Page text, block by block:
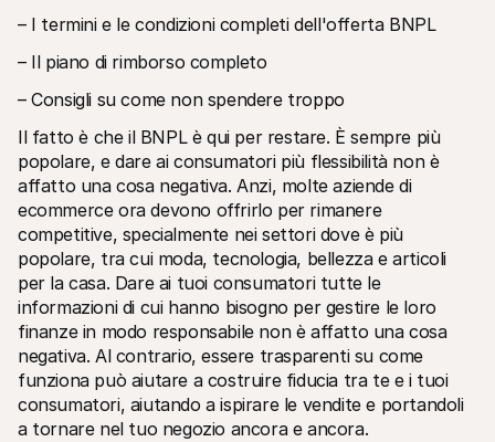
– I termini e le condizioni completi dell'offerta BNPL
– Il piano di rimborso completo
– Consigli su come non spendere troppo
Il fatto è che il BNPL è qui per restare. È sempre più
popolare, e dare ai consumatori più flessibilità non è
affatto una cosa negativa. Anzi, molte aziende di
ecommerce ora devono offrirlo per rimanere
competitive, specialmente nei settori dove è più
popolare, tra cui moda, tecnologia, bellezza e articoli
per la casa. Dare ai tuoi consumatori tutte le
informazioni di cui hanno bisogno per gestire le loro
finanze in modo responsabile non è affatto una cosa
negativa. Al contrario, essere trasparenti su come
funziona può aiutare a costruire fiducia tra te e i tuoi
consumatori, aiutando a ispirare le vendite e portandoli
a tornare nel tuo negozio ancora e ancora.